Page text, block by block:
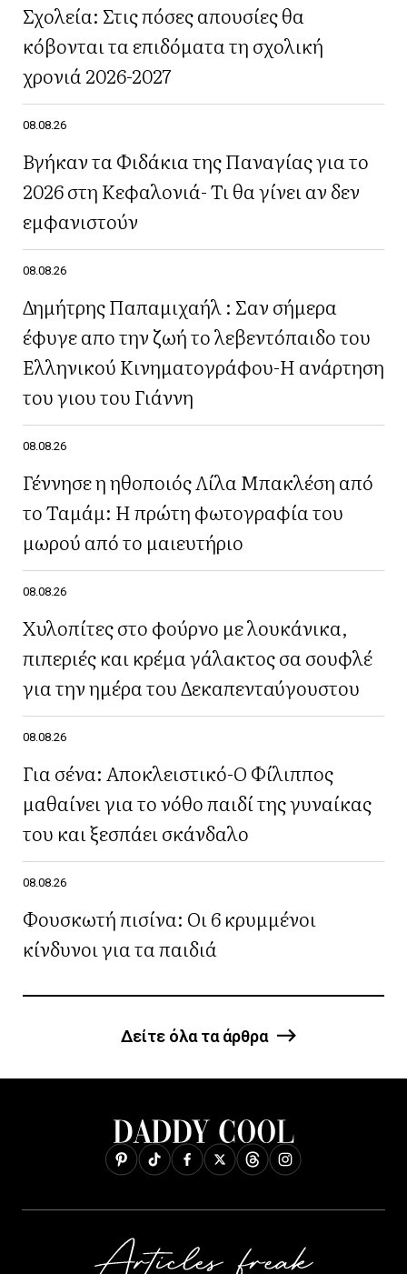
Σχολεία: Στις πόσες απουσίες θα
κόβονται τα επιδόματα τη σχολική
χρονιά 2026-2027
08.08.26
Βγήκαν τα Φιδάκια της Παναγίας για το
2026 στη Κεφαλονιά- Τι θα γίνει αν δεν
εμφανιστούν
08.08.26
Δημήτρης Παπαμιχαήλ : Σαν σήμερα
έφυγε απο την ζωή το λεβεντόπαιδο του
Ελληνικού Κινηματογράφου-Η ανάρτηση
του γιου του Γιάννη
08.08.26
Γέννησε η ηθοποιός Λίλα Μπακλέση από
το Ταμάμ: Η πρώτη φωτογραφία του
μωρού από το μαιευτήριο
08.08.26
Χυλοπίτες στο φούρνο με λουκάνικα,
πιπεριές και κρέμα γάλακτος σα σουφλέ
για την ημέρα του Δεκαπενταύγουστου
08.08.26
Για σένα: Αποκλειστικό-Ο Φίλιππος
μαθαίνει για το νόθο παιδί της γυναίκας
του και ξεσπάει σκάνδαλο
08.08.26
Φουσκωτή πισίνα: Οι 6 κρυμμένοι
κίνδυνοι για τα παιδιά
Δείτε όλα τα άρθρα